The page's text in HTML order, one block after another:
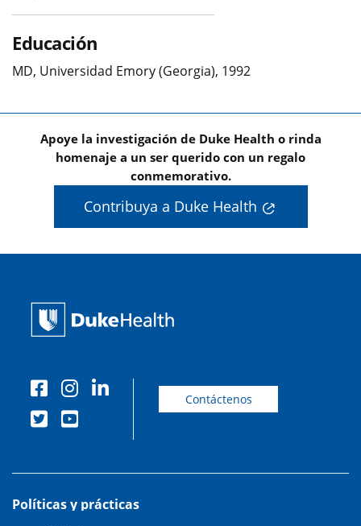
Educación
MD, Universidad Emory (Georgia), 1992
Apoye la investigación de Duke Health o rinda
homenaje a un ser querido con un regalo
conmemorativo.
Contribuya a Duke Health
Contáctenos
Políticas y prácticas